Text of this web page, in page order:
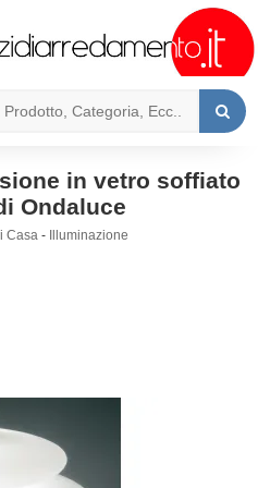
in vetro soffiato
Ondaluce
Casa - Illuminazione